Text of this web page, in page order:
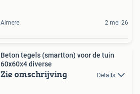
Almere 2 mei 26
Beton tegels (smartton) voor de tuin
60x60x4 diverse
Zie omschrijving Details